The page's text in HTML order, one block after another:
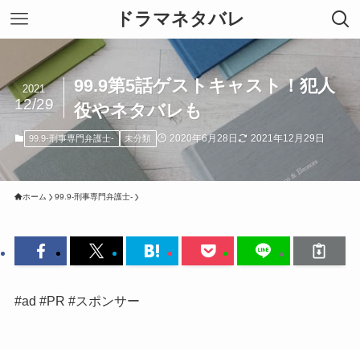
ドラマネタバレ
99.9第5話ゲストキャスト！犯人
役やネタバレも
2021
12/29
99.9-刑事専門弁護士- 未分類 2020年6月28日 2021年12月29日
ホーム 99.9-刑事専門弁護士-
#ad #PR #スポンサー